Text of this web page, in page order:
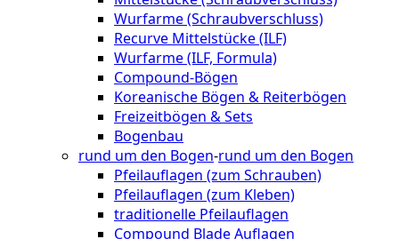
Wurfarme (Schraubverschluss)
Recurve Mittelstücke (ILF)
Wurfarme (ILF, Formula)
Compound-Bögen
Koreanische Bögen & Reiterbögen
Freizeitbögen & Sets
Bogenbau
rund um den Bogen-rund um den Bogen
Pfeilauflagen (zum Schrauben)
Pfeilauflagen (zum Kleben)
traditionelle Pfeilauflagen
Compound Blade Auflagen